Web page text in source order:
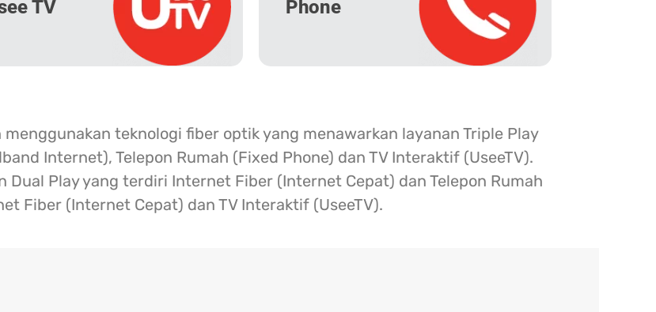
TV Phone
teknologi fiber optik yang menawarkan layanan Triple Play
Internet), Telepon Rumah (Fixed Phone) dan TV Interaktif (UseeTV).
Dual Play yang terdiri Internet Fiber (Internet Cepat) dan Telepon Rumah
Fiber (Internet Cepat) dan TV Interaktif (UseeTV).